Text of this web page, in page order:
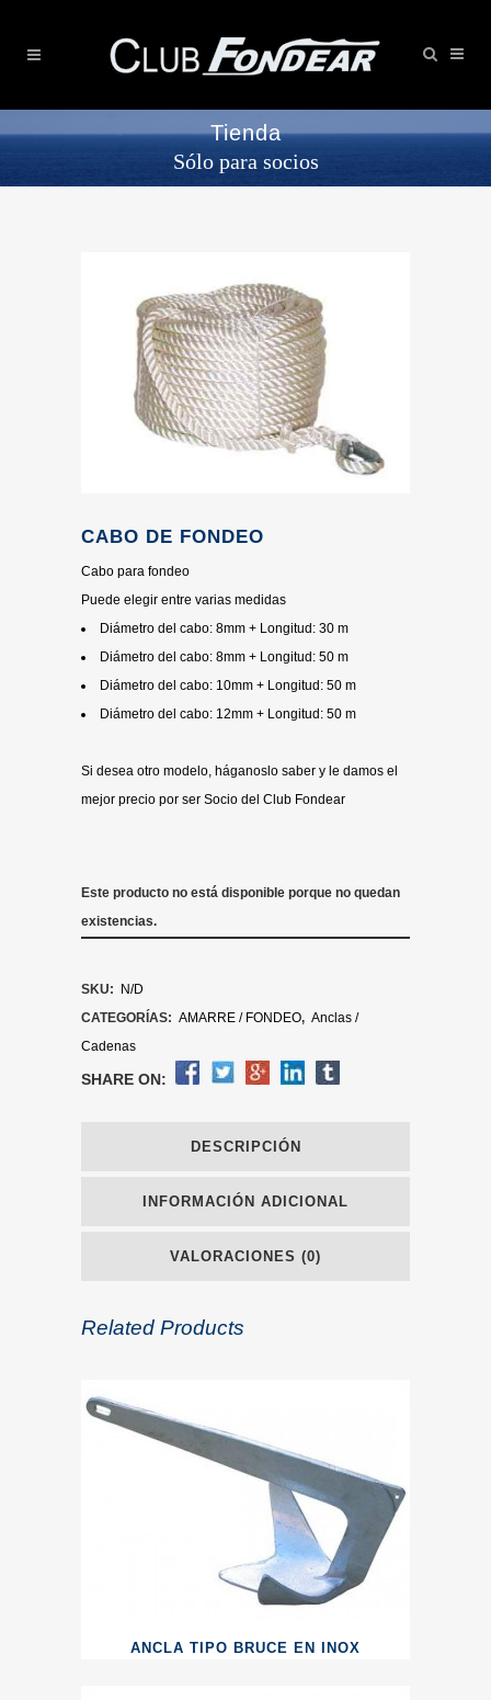
Tienda
Sólo para socios
CABO DE FONDEO
Cabo para fondeo
Puede elegir entre varias medidas
Diámetro del cabo: 8mm + Longitud: 30 m
Diámetro del cabo: 8mm + Longitud: 50 m
Diámetro del cabo: 10mm + Longitud: 50 m
Diámetro del cabo: 12mm + Longitud: 50 m
Si desea otro modelo, háganoslo saber y le damos el
mejor precio por ser Socio del Club Fondear
Este producto no está disponible porque no quedan
existencias.
SKU:
N/D
CATEGORÍAS: AMARRE / FONDEO, Anclas /
Cadenas
SHARE ON:
DESCRIPCIÓN
INFORMACIÓN ADICIONAL
VALORACIONES (0)
Related Products
ANCLA TIPO BRUCE EN INOX